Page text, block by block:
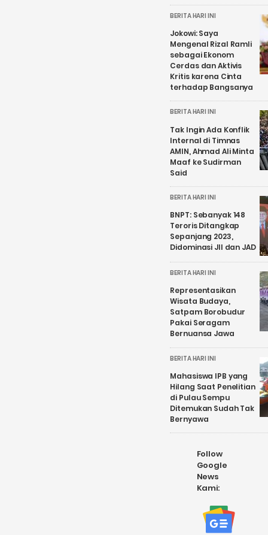
BERITA HARI INI
Jokowi: Saya
Mengenal Rizal Ramli
sebagai Ekonom
Cerdas dan Aktivis
Kritis karena Cinta
terhadap Bangsanya
BERITA HARI INI
Tak Ingin Ada Konflik
Internal di Timnas
AMIN, Ahmad Ali Minta
Maaf ke Sudirman
Said
BERITA HARI INI
BNPT: Sebanyak 148
Teroris Ditangkap
Sepanjang 2023,
Didominasi JII dan JAD
BERITA HARI INI
Representasikan
Wisata Budaya,
Satpam Borobudur
Pakai Seragam
Bernuansa Jawa
BERITA HARI INI
Mahasiswa IPB yang
Hilang Saat Penelitian
di Pulau Sempu
Ditemukan Sudah Tak
Bernyawa
Follow
Google
News
Kami: